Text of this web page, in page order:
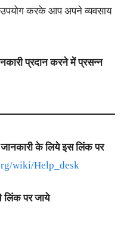
करके आप अपने व्यवसाय
प्रदान करने में प्रसन्न
के लिये इस लिंक पर
wiki/Help_desk
लिंक पर जाये